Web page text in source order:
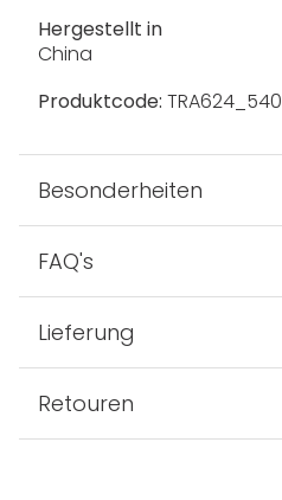
Hergestellt in
China
Produktcode: TRA624_540
Besonderheiten
FAQ's
Lieferung
Retouren